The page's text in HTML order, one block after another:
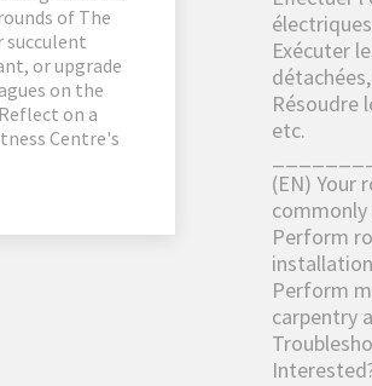
of The
succulent
or upgrade
on the
on a
Centre's
Exécuter
Résoudre
etc.
(EN) Your
Perform
Perform
carpentry